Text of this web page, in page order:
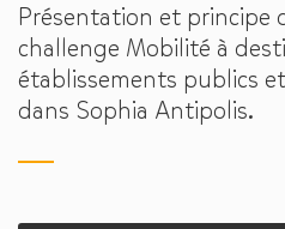
Présentation et
challenge Mobilité à
établissements publics
dans Sophia Antipolis.